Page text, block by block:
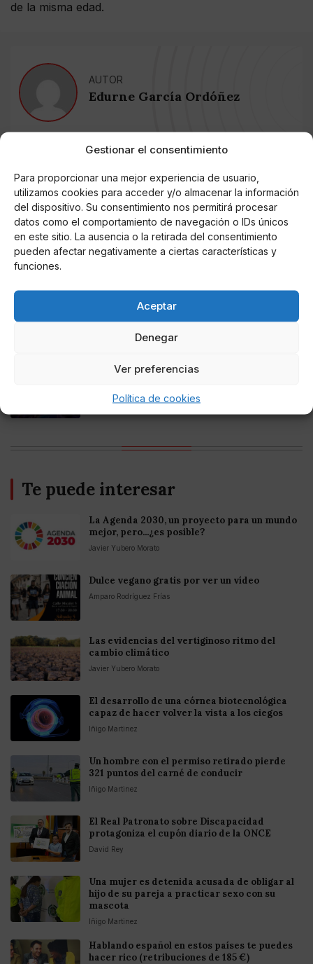
Gestionar el consentimiento
Para proporcionar una mejor experiencia de usuario,
utilizamos cookies para acceder y/o almacenar la información
del dispositivo. Su consentimiento nos permitirá procesar
datos como el comportamiento de navegación o IDs únicos
en este sitio. La ausencia o la retirada del consentimiento
pueden afectar negativamente a ciertas características y
funciones.
Aceptar
Denegar
Ver preferencias
Política de cookies
de la misma edad.
AUTOR
Edurne García Ordóñez
Noticias relacionadas
Mejores Cripto Casinos Online en
Colombia 2025: Bitcoin Casinos
Online Casino
Mejores casinos online con
criptomonedas y Bitcoin en México 2025
Entretenimiento
Europea
Te puede interesar
La Agenda 2030, un proyecto para un mundo
mejor, pero...¿es posible?
Javier Yubero Morato
Dulce vegano gratis por ver un vídeo
Amparo Rodríguez Frías
Las evidencias del vertiginoso ritmo del
cambio climático
Javier Yubero Morato
El desarrollo de una córnea biotecnológica
capaz de hacer volver la vista a los ciegos
Iñigo Martinez
Un hombre con el permiso retirado pierde
321 puntos del carné de conducir
Iñigo Martinez
El Real Patronato sobre Discapacidad
protagoniza el cupón diario de la ONCE
David Rey
Una mujer es detenida acusada de obligar al
hijo de su pareja a practicar sexo con su
mascota
Iñigo Martinez
Hablando español en estos países te puedes
hacer rico (retribuciones de 185 €)